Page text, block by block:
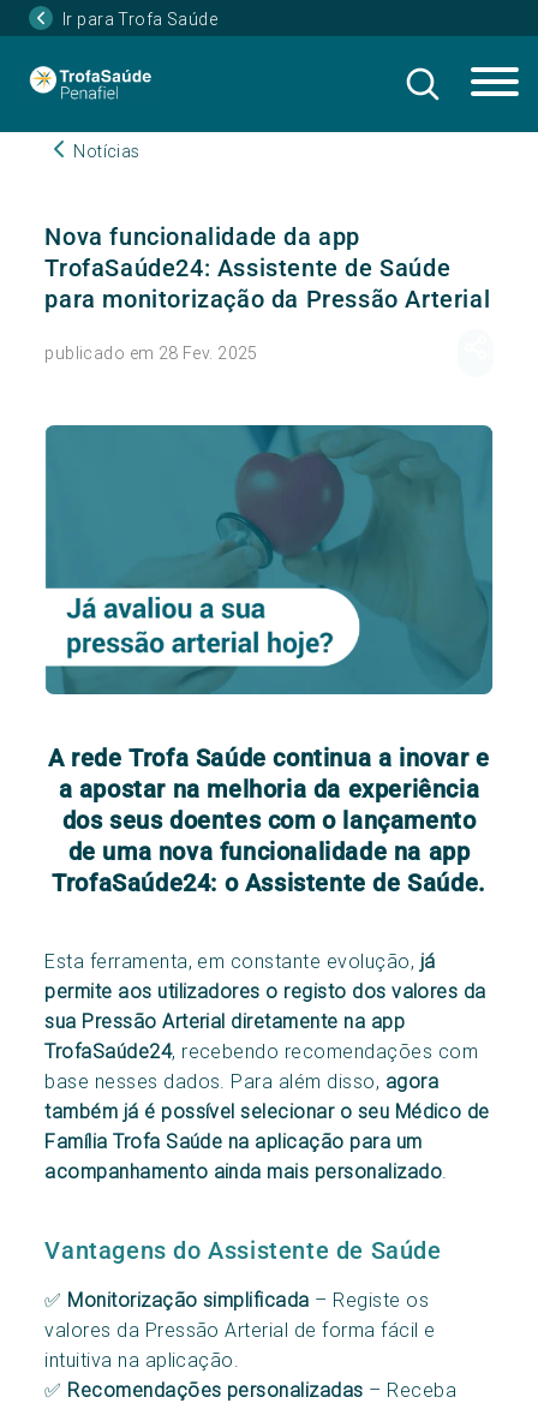
Ir para Trofa Saúde
Notícias
Nova funcionalidade da app
TrofaSaúde24: Assistente de Saúde
para monitorização da Pressão Arterial
publicado em 28 Fev. 2025
A rede Trofa Saúde continua a inovar e
a apostar na melhoria da experiência
dos seus doentes com o lançamento
de uma nova funcionalidade na app
TrofaSaúde24: o Assistente de Saúde.
Esta ferramenta, em constante evolução, já
permite aos utilizadores o registo dos valores da
sua Pressão Arterial diretamente na app
TrofaSaúde24, recebendo recomendações com
base nesses dados. Para além disso, agora
também já é possível selecionar o seu Médico de
Família Trofa Saúde na aplicação para um
acompanhamento ainda mais personalizado
Vantagens do Assistente de Saúde
✅ Monitorização simplificada – Registe os
valores da Pressão Arterial de forma fácil e
intuitiva na aplicação.
✅ Recomendações personalizadas – Receba